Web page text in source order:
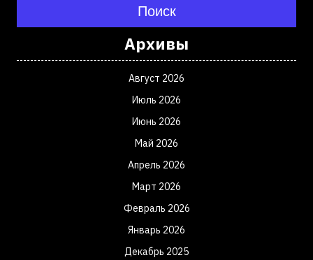
Поиск
Архивы
Август 2026
Июль 2026
Июнь 2026
Май 2026
Апрель 2026
Март 2026
Февраль 2026
Январь 2026
Декабрь 2025